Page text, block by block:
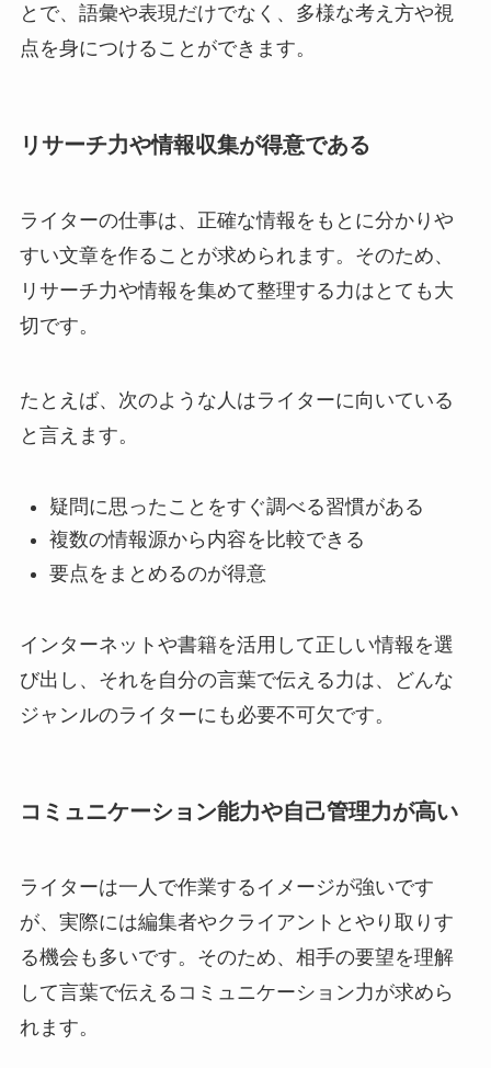
とで、語彙や表現だけでなく、多様な考え方や視
点を身につけることができます。
リサーチ力や情報収集が得意である
ライターの仕事は、正確な情報をもとに分かりや
すい文章を作ることが求められます。そのため、
リサーチ力や情報を集めて整理する力はとても大
切です。
たとえば、次のような人はライターに向いている
と言えます。
疑問に思ったことをすぐ調べる習慣がある
複数の情報源から内容を比較できる
要点をまとめるのが得意
インターネットや書籍を活用して正しい情報を選
び出し、それを自分の言葉で伝える力は、どんな
ジャンルのライターにも必要不可欠です。
コミュニケーション能力や自己管理力が高い
ライターは一人で作業するイメージが強いです
が、実際には編集者やクライアントとやり取りす
る機会も多いです。そのため、相手の要望を理解
して言葉で伝えるコミュニケーション力が求めら
れます。